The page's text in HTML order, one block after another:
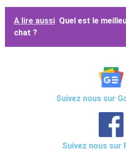
A lire aussi Quel est le
chat ?
Suivez nous sur
Suivez nous sur